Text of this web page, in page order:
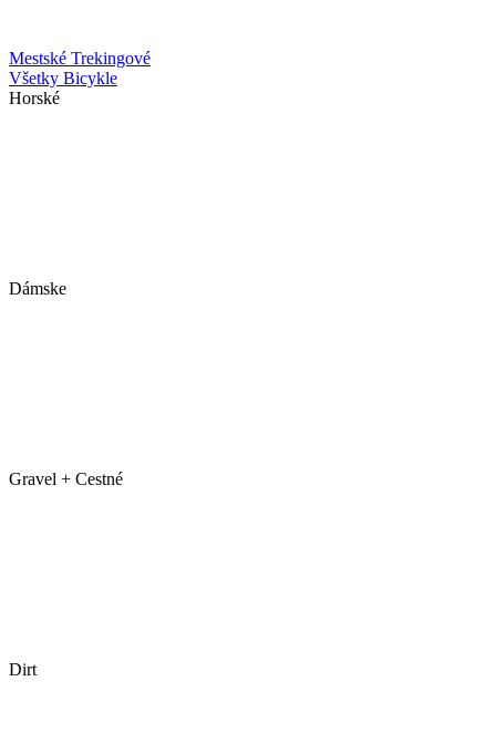
Mestské Trekingové
Všetky Bicykle
Horské
Dámske
Gravel + Cestné
Dirt